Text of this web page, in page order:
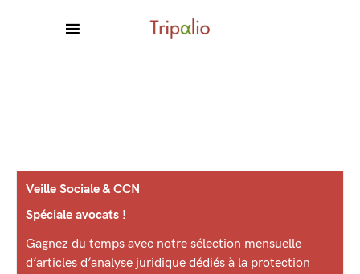
Veille Sociale & CCN
Spéciale avocats !
Gagnez du temps avec notre sélection mensuelle
d’articles d’analyse juridique dédiés à la protection